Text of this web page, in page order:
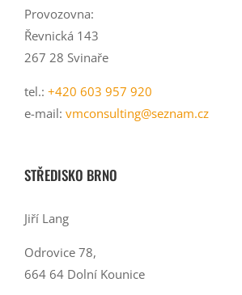
Provozovna:
Řevnická 143
267 28 Svinaře
tel.: +420 603 957 920
e-mail: vmconsulting@seznam.cz
STŘEDISKO BRNO
Jiří Lang
Odrovice 78,
664 64 Dolní Kounice